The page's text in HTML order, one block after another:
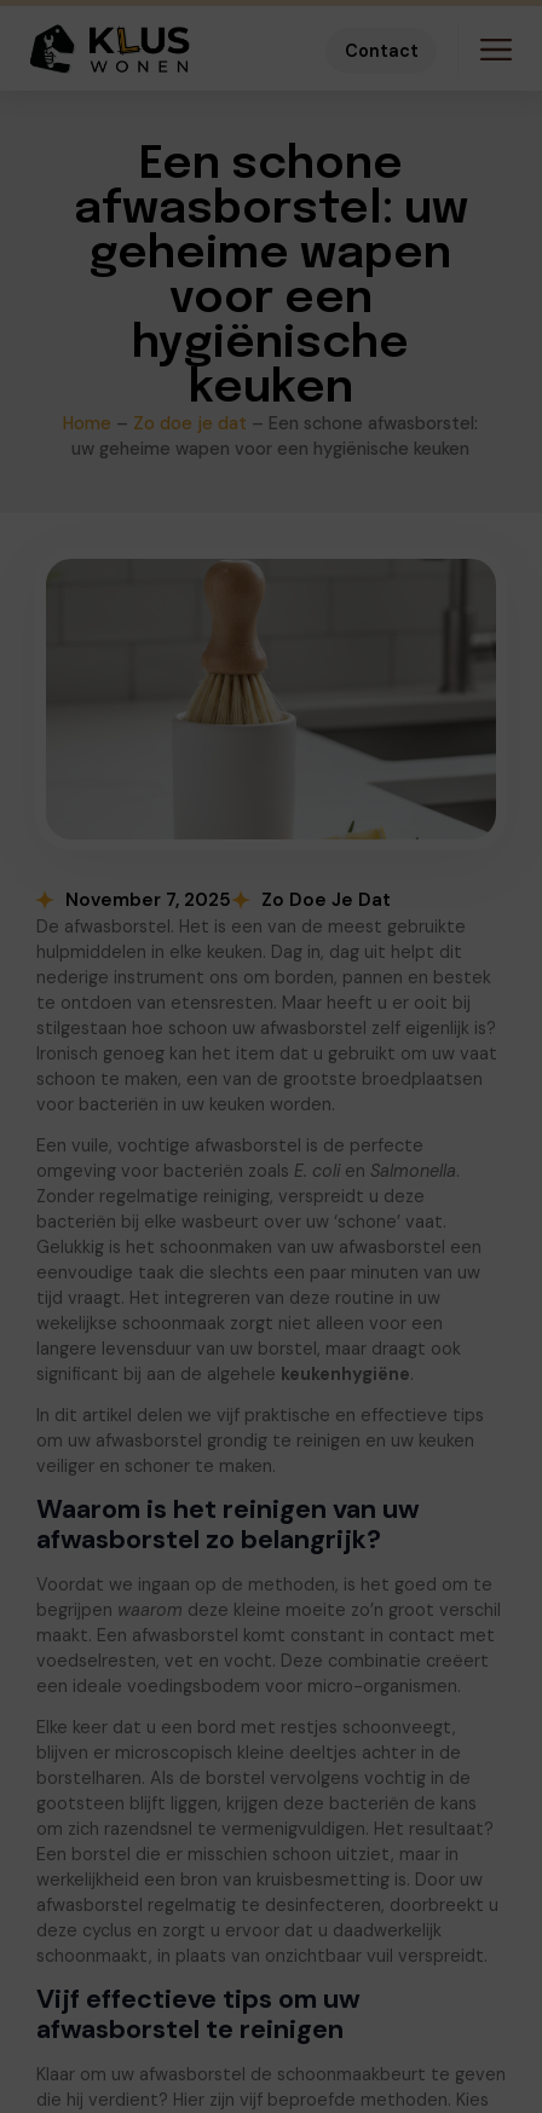
Contact
Een schone
afwasborstel: uw
geheime wapen
voor een
hygiënische
keuken
Home – Zo doe je dat – Een schone afwasborstel:
uw geheime wapen voor een hygiënische keuken
November 7, 2025 Zo Doe Je Dat
De afwasborstel. Het is een van de meest gebruikte
hulpmiddelen in elke keuken. Dag in, dag uit helpt dit
nederige instrument ons om borden, pannen en bestek
te ontdoen van etensresten. Maar heeft u er ooit bij
stilgestaan hoe schoon uw afwasborstel zelf eigenlijk is?
Ironisch genoeg kan het item dat u gebruikt om uw vaat
schoon te maken, een van de grootste broedplaatsen
voor bacteriën in uw keuken worden.
Een vuile, vochtige afwasborstel is de perfecte
omgeving voor bacteriën zoals E. colien Salmonella.
Zonder regelmatige reiniging, verspreidt u deze
bacteriën bij elke wasbeurt over uw ‘schone’ vaat.
Gelukkig is het schoonmaken van uw afwasborstel een
eenvoudige taak die slechts een paar minuten van uw
tijd vraagt. Het integreren van deze routine in uw
wekelijkse schoonmaak zorgt niet alleen voor een
langere levensduur van uw borstel, maar draagt ook
significant bij aan de algehele keukenhygiëne.
In dit artikel delen we vijf praktische en effectieve tips
om uw afwasborstel grondig te reinigen en uw keuken
veiliger en schoner te maken.
Waarom is het reinigen van uw
afwasborstel zo belangrijk?
Voordat we ingaan op de methoden, is het goed om te
begrijpen waarom deze kleine moeite zo’n groot verschil
maakt. Een afwasborstel komt constant in contact met
voedselresten, vet en vocht. Deze combinatie creëert
een ideale voedingsbodem voor micro-organismen.
Elke keer dat u een bord met restjes schoonveegt,
blijven er microscopisch kleine deeltjes achter in de
borstelharen. Als de borstel vervolgens vochtig in de
gootsteen blijft liggen, krijgen deze bacteriën de kans
om zich razendsnel te vermenigvuldigen. Het resultaat?
Een borstel die er misschien schoon uitziet, maar in
werkelijkheid een bron van kruisbesmetting is. Door uw
afwasborstel regelmatig te desinfecteren, doorbreekt u
deze cyclus en zorgt u ervoor dat u daadwerkelijk
schoonmaakt, in plaats van onzichtbaar vuil verspreidt.
Vijf effectieve tips om uw
afwasborstel te reinigen
Klaar om uw afwasborstel de schoonmaakbeurt te geven
die hij verdient? Hier zijn vijf beproefde methoden. Kies